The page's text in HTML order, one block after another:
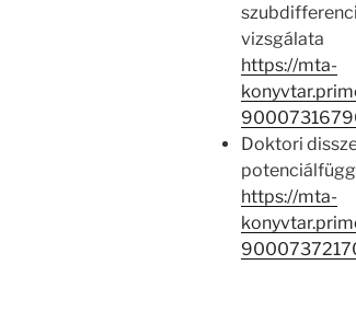
vizsgálata
https://mta-
Doktori
https://mta-